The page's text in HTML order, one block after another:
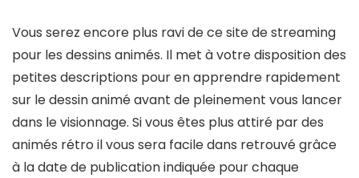
Vous serez encore plus ravi de ce site de streaming
pour les dessins animés. Il met à votre disposition des
petites descriptions pour en apprendre rapidement
sur le dessin animé avant de pleinement vous lancer
dans le visionnage. Si vous êtes plus attiré par des
animés rétro il vous sera facile dans retrouvé grâce
à la date de publication indiquée pour chaque